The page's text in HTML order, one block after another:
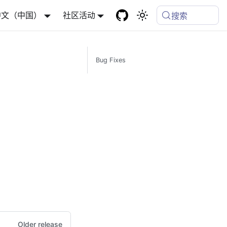
（中国） 社区活动 搜索
Older release
Bug Fixes